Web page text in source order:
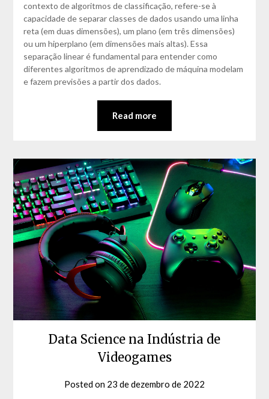
contexto de algoritmos de classificação, refere-se à
capacidade de separar classes de dados usando uma linha
reta (em duas dimensões), um plano (em três dimensões)
ou um hiperplano (em dimensões mais altas). Essa
separação linear é fundamental para entender como
diferentes algoritmos de aprendizado de máquina modelam
e fazem previsões a partir dos dados.
Read more
Data Science na Indústria de
Videogames
Posted on 23 de dezembro de 2022